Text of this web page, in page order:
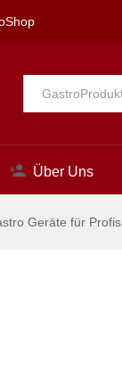
Alle
Über Uns
Geräte für Profis